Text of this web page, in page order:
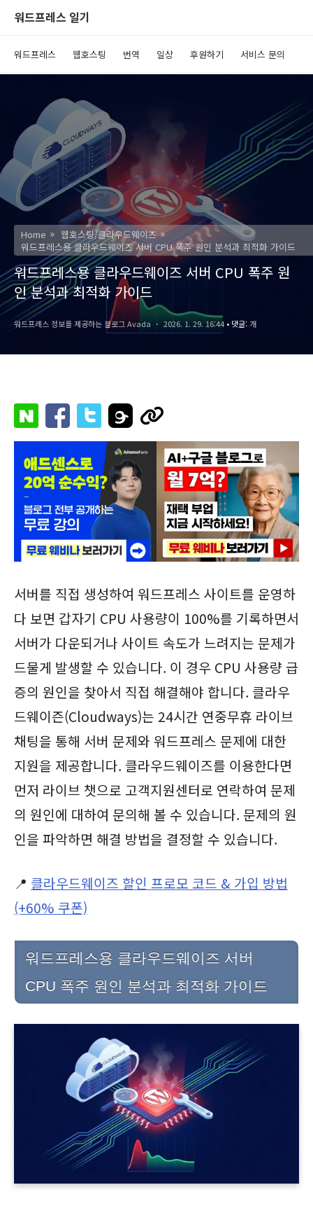
워드프레스 일기
워드프레스 웹호스팅 번역 일상 후원하기 서비스 문의
Home
웹호스팅/클라우드웨이즈
워드프레스용 클라우드웨이즈 서버 CPU 폭주 원인 분석과 최적화 가이드
워드프레스용 클라우드웨이즈 서버 CPU 폭주 원
인 분석과 최적화 가이드
워드프레스 정보를 제공하는 블로그 Avada 2026. 1. 29. 16:44 • 댓글: 개
서버를 직접 생성하여 워드프레스 사이트를 운영하
다 보면 갑자기 CPU 사용량이 100%를 기록하면서
서버가 다운되거나 사이트 속도가 느려지는 문제가
드물게 발생할 수 있습니다. 이 경우 CPU 사용량 급
증의 원인을 찾아서 직접 해결해야 합니다. 클라우
드웨이즌(Cloudways)는 24시간 연중무휴 라이브
채팅을 통해 서버 문제와 워드프레스 문제에 대한
지원을 제공합니다. 클라우드웨이즈를 이용한다면
먼저 라이브 챗으로 고객지원센터로 연락하여 문제
의 원인에 대하여 문의해 볼 수 있습니다. 문제의 원
인을 파악하면 해결 방법을 결정할 수 있습니다.
📍 클라우드웨이즈 할인 프로모 코드 & 가입 방법
(+60% 쿠폰)
워드프레스용 클라우드웨이즈 서버
CPU 폭주 원인 분석과 최적화 가이드